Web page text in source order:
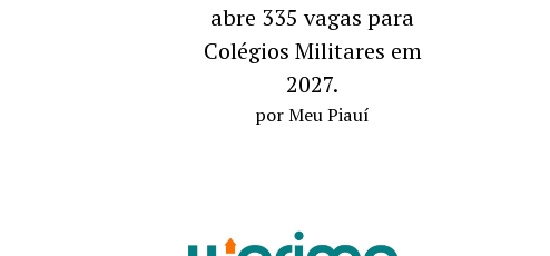
abre 335 vagas para
Colégios Militares em
2027.
por Meu Piauí